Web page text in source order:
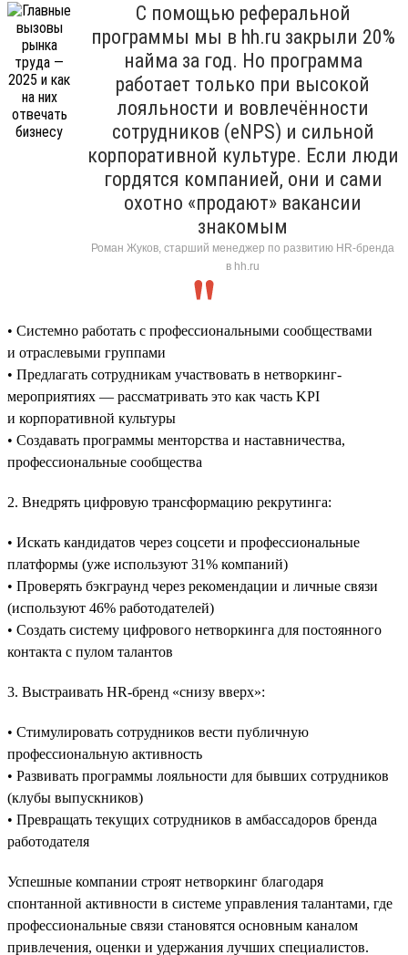
С помощью реферальной
программы мы в hh.ru закрыли 20%
найма за год. Но программа
работает только при высокой
лояльности и вовлечённости
сотрудников (eNPS) и сильной
корпоративной культуре. Если люди
гордятся компанией, они и сами
охотно «продают» вакансии
знакомым
Роман Жуков, старший менеджер по развитию HR-бренда
в hh.ru
• Системно работать с профессиональными сообществами
и отраслевыми группами
• Предлагать сотрудникам участвовать в нетворкинг-
мероприятиях — рассматривать это как часть KPI
и корпоративной культуры
• Создавать программы менторства и наставничества,
профессиональные сообщества
2. Внедрять цифровую трансформацию рекрутинга:
• Искать кандидатов через соцсети и профессиональные
платформы (уже используют 31% компаний)
• Проверять бэкграунд через рекомендации и личные связи
(используют 46% работодателей)
• Создать систему цифрового нетворкинга для постоянного
контакта с пулом талантов
3. Выстраивать HR-бренд «снизу вверх»:
• Стимулировать сотрудников вести публичную
профессиональную активность
• Развивать программы лояльности для бывших сотрудников
(клубы выпускников)
• Превращать текущих сотрудников в амбассадоров бренда
работодателя
Успешные компании строят нетворкинг благодаря
спонтанной активности в системе управления талантами, где
профессиональные связи становятся основным каналом
привлечения, оценки и удержания лучших специалистов.